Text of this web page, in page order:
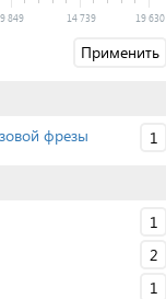
9 849 14 739 19 630
Применить
фрезы
1
1
2
1